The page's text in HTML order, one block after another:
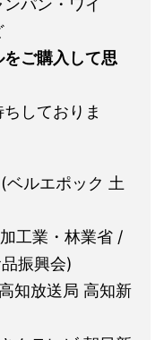
パン・ワイ
ご購入して思
しておりま
ルエポック 土
工業・林業省 /
振興会)
知放送局 高知新